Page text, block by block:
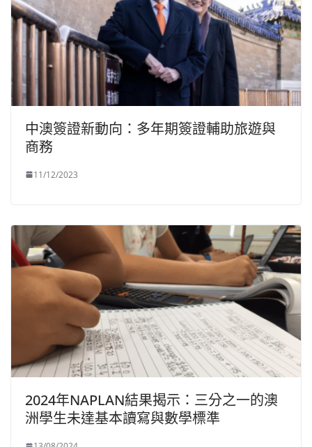
中澳簽證新動向：多年期簽證輔助旅遊與
商務
11/12/2023
2024年NAPLAN結果揭示：三分之一的澳
洲學生未達基本讀寫與數學標準